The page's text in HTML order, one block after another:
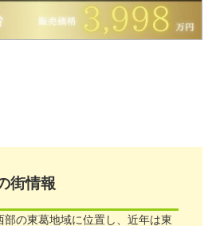
街情報
部の東葛地域に位置し、近年は東